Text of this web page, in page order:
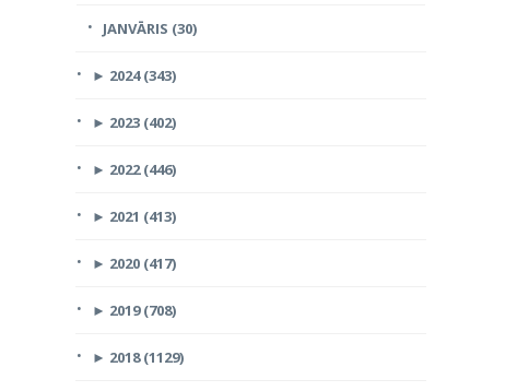
JANVĀRIS (30)
► 2024 (343)
► 2023 (402)
► 2022 (446)
► 2021 (413)
► 2020 (417)
► 2019 (708)
► 2018 (1129)